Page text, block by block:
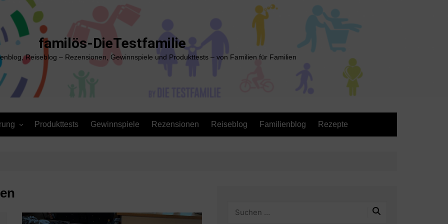
familös-DieTestfamilie
Reiseblog – Rezensionen, Gewinnspiele und Produkttests – von Familien für Familien
Produkttests Gewinnspiele Rezensionen Reiseblog Familienblog Rezepte